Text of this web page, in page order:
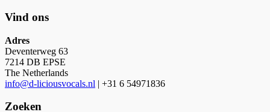
Vind ons
Adres
Deventerweg 63
7214 DB EPSE
The Netherlands
info@d-liciousvocals.nl | +31 6 54971836
Zoeken